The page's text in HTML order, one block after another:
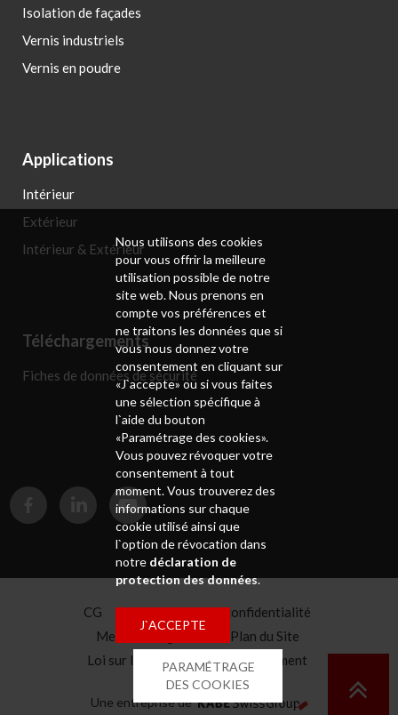
Isolation de façades
Vernis industriels
Vernis en poudre
Applications
Intérieur
Extérieur
Intérieur & Extérieur
Téléchargements
Fiches de données de sécurité
CG
Déclaration de confidentialité
Mentions légales
Plan du Site
Loi sur la chaîne d'approvisionnement
Caisse de pension
Une entreprise de
Nous utilisons des cookies
pour vous offrir la meilleure
utilisation possible de notre
site web. Nous prenons en
compte vos préférences et
ne traitons les données que si
vous nous donnez votre
consentement en cliquant sur
«J`accepte» ou si vous faites
une sélection spécifique à
l`aide du bouton
«Paramétrage des cookies».
Vous pouvez révoquer votre
consentement à tout
moment. Vous trouverez des
informations sur chaque
cookie utilisé ainsi que
l`option de révocation dans
notre déclaration de
protection des données.
J`ACCEPTE
PARAMÉTRAGE
DES COOKIES